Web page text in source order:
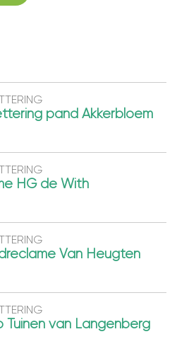
pand Akkerbloem
HG de With
Van Heugten
Tuinen van Langenberg